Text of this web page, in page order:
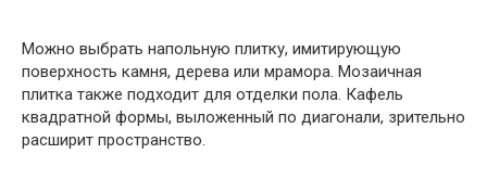
Можно выбрать напольную плитку, имитирующую
поверхность камня, дерева или мрамора. Мозаичная
плитка также подходит для отделки пола. Кафель
квадратной формы, выложенный по диагонали, зрительно
расширит пространство.